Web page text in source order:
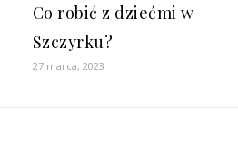
Co robić z dziećmi w
Szczyrku?
27 marca, 2023